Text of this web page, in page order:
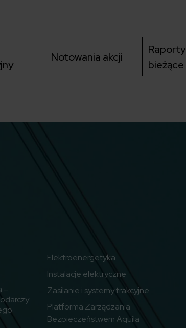
Notowania akcji
Raporty
bieżące
–
Elektroenergetyka
Instalacje elektryczne
Zasilanie i systemy trakcyjne
Platforma Zarządzania
Bezpieczeństwem Aquila